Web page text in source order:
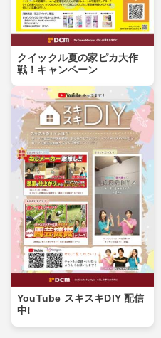
クイックル夏の家ピカ大作
戦！キャンペーン
YouTube スキスキDIY 配信
中!